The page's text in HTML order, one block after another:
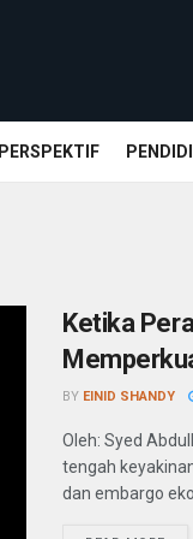
PERSPEKTIF
Ketika
BY EINID SHANDY
Oleh: Syed
tengah
dan embargo